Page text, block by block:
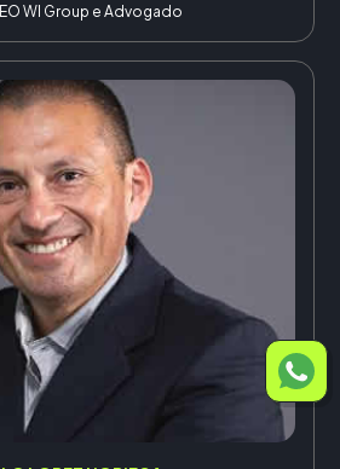
WI Group e Advogado